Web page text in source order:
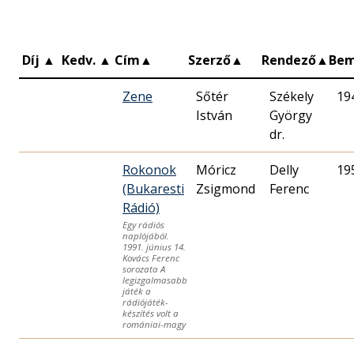
Díj ▲ Kedv. ▲ Cím▲ Szerző▲ Rendező▲
Zene
Sőtér
István
Székely
György
dr.
Rokonok
(Bukaresti
Rádió)
Egy rádiós
naplójából.
1991. június 14.
Kovács Ferenc
sorozata A
legizgalmasabb
játék a
rádiójáték-
készítés volt a
romániai-magy
Móricz
Zsigmond
Delly
Ferenc